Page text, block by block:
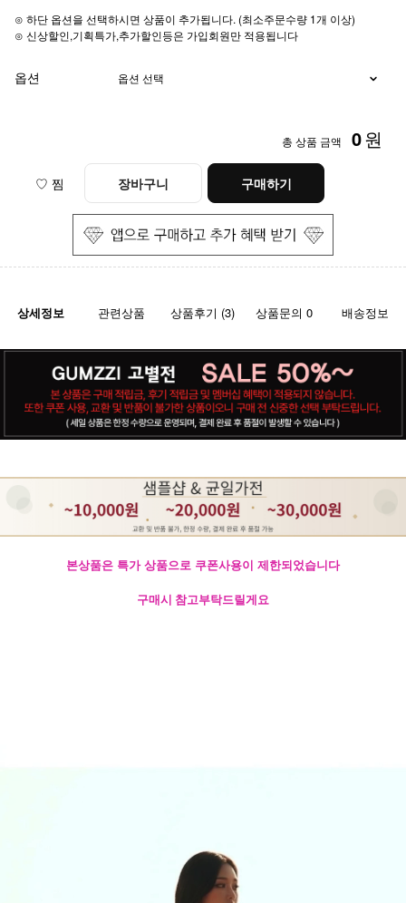
⊙ 하단 옵션을 선택하시면 상품이 추가됩니다. (최소주문수량 1개 이상)
⊙ 신상할인,기획특가,추가할인등은 가입회원만 적용됩니다
옵션
총 상품 금액 0원
♡ 찜 장바구니 구매하기
상세정보 관련상품 상품후기 (3) 상품문의 0 배송정보
본상품은 특가 상품으로 쿠폰사용이 제한되었습니다
구매시 참고부탁드릴게요